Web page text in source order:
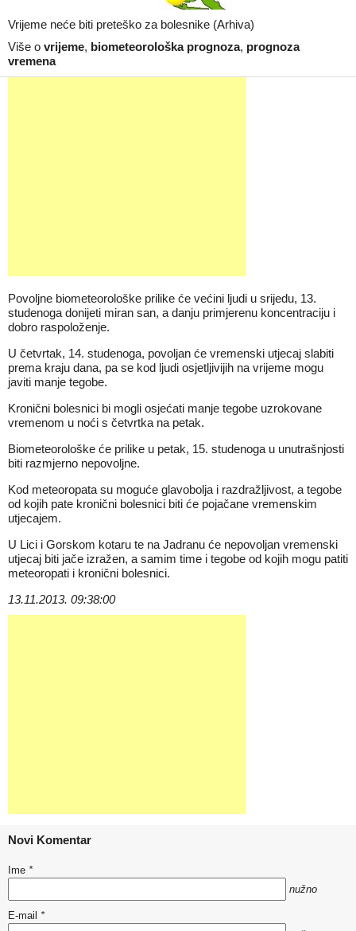
Vrijeme neće biti preteško za bolesnike (Arhiva)
Više o vrijeme, biometeorološka prognoza, prognoza
vremena
Povoljne biometeorološke prilike će većini ljudi u srijedu, 13.
studenoga donijeti miran san, a danju primjerenu koncentraciju i
dobro raspoloženje.
U četvrtak, 14. studenoga, povoljan će vremenski utjecaj slabiti
prema kraju dana, pa se kod ljudi osjetljivijih na vrijeme mogu
javiti manje tegobe.
Kronični bolesnici bi mogli osjećati manje tegobe uzrokovane
vremenom u noći s četvrtka na petak.
Biometeorološke će prilike u petak, 15. studenoga u unutrašnjosti
biti razmjerno nepovoljne.
Kod meteoropata su moguće glavobolja i razdražljivost, a tegobe
od kojih pate kronični bolesnici biti će pojačane vremenskim
utjecajem.
U Lici i Gorskom kotaru te na Jadranu će nepovoljan vremenski
utjecaj biti jače izražen, a samim time i tegobe od kojih mogu patiti
meteoropati i kronični bolesnici.
13.11.2013. 09:38:00
Novi Komentar
Ime *
nužno
E-mail *